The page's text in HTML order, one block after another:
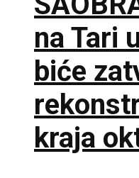
na Tari
biće
kraja